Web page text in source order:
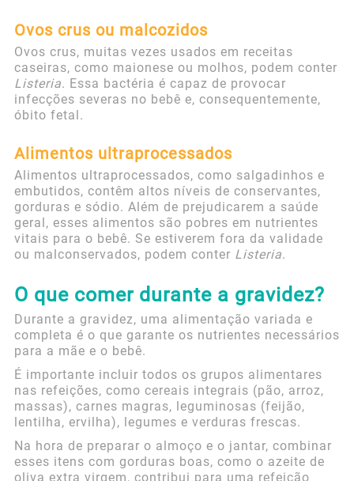
Ovos crus ou malcozidos
Ovos crus, muitas vezes usados em receitas
caseiras, como maionese ou molhos, podem conter
Listeria. Essa bactéria é capaz de provocar
infecções severas no bebê e, consequentemente,
óbito fetal.
Alimentos ultraprocessados
Alimentos ultraprocessados, como salgadinhos e
embutidos, contêm altos níveis de conservantes,
gorduras e sódio. Além de prejudicarem a saúde
geral, esses alimentos são pobres em nutrientes
vitais para o bebê. Se estiverem fora da validade
ou malconservados, podem conter Listeria.
O que comer durante a gravidez?
Durante a gravidez, uma alimentação variada e
completa é o que garante os nutrientes necessários
para a mãe e o bebê.
É importante incluir todos os grupos alimentares
nas refeições, como cereais integrais (pão, arroz,
massas), carnes magras, leguminosas (feijão,
lentilha, ervilha), legumes e verduras frescas.
Na hora de preparar o almoço e o jantar, combinar
esses itens com gorduras boas, como o azeite de
oliva extra virgem, contribui para uma refeição